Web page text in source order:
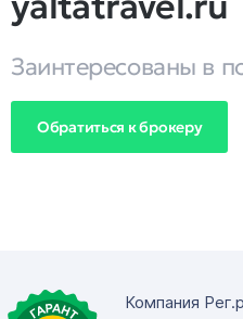
Заинтересованы в
Обратиться к брокеру
Компания